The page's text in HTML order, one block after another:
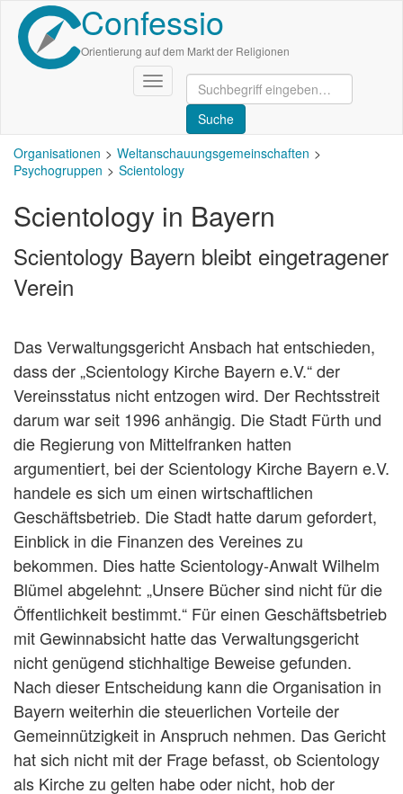
Direkt
zum
Inhalt
Confessio
Orientierung auf dem Markt der Religionen
Navigation
aktivieren/deaktivieren
Organisationen
Weltanschauungsgemeinschaften
Psychogruppen
Scientology
Scientology in Bayern
Scientology Bayern bleibt eingetragener
Verein
Das Verwaltungsgericht Ansbach hat entschieden,
dass der „Scientology Kirche Bayern e.V.“ der
Vereinsstatus nicht entzogen wird. Der Rechtsstreit
darum war seit 1996 anhängig. Die Stadt Fürth und
die Regierung von Mittelfranken hatten
argumentiert, bei der Scientology Kirche Bayern e.V.
handele es sich um einen wirtschaftlichen
Geschäftsbetrieb. Die Stadt hatte darum gefordert,
Einblick in die Finanzen des Vereines zu
bekommen. Dies hatte Scientology-Anwalt Wilhelm
Blümel abgelehnt: „Unsere Bücher sind nicht für die
Öffentlichkeit bestimmt.“ Für einen Geschäftsbetrieb
mit Gewinnabsicht hatte das Verwaltungsgericht
nicht genügend stichhaltige Beweise gefunden.
Nach dieser Entscheidung kann die Organisation in
Bayern weiterhin die steuerlichen Vorteile der
Gemeinnützigkeit in Anspruch nehmen. Das Gericht
hat sich nicht mit der Frage befasst, ob Scientology
als Kirche zu gelten habe oder nicht, hob der